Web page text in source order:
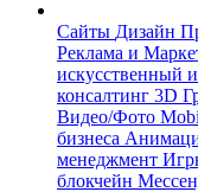
Сайты Дизайн
Реклама и
искусственный
консалтинг 3D
Видео/Фото
бизнеса
менеджмент
блокчейн